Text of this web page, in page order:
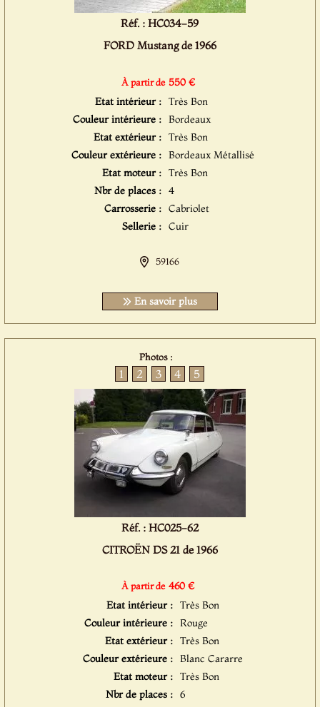
Réf. : HC034-59
FORD Mustang de 1966
À partir de 550 €
Etat intérieur : Très Bon
Couleur intérieure : Bordeaux
Etat extérieur : Très Bon
Couleur extérieure : Bordeaux Métallisé
Etat moteur : Très Bon
Nbr de places : 4
Carrosserie : Cabriolet
Sellerie : Cuir
59166
En savoir plus
Photos :
1 2 3 4 5
Réf. : HC025-62
CITROËN DS 21 de 1966
À partir de 460 €
Etat intérieur : Très Bon
Couleur intérieure : Rouge
Etat extérieur : Très Bon
Couleur extérieure : Blanc Cararre
Etat moteur : Très Bon
Nbr de places : 6